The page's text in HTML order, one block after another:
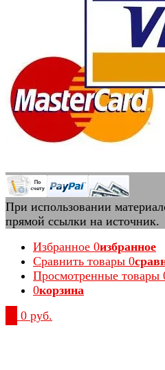
При использовании
прямой ссылки на источник.
Избранное 0избранное
Сравнить товары 0
Просмотренные товары
0корзина
0 руб.